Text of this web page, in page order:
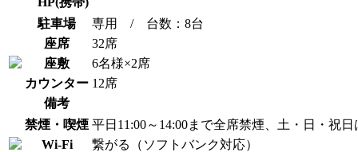
駐車場
専用 / 台数：8台
座席
32席
座敷
6名様×2席
カウンター 12席
備考
禁煙・喫煙 平日11:00～14:00まで全席禁煙、土・日・祝
Wi-Fi
繋がる（ソフトバンク対応）